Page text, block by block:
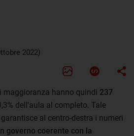
2022)
maggioranza hanno quindi 237
dell'aula al completo. Tale
al centro-destra i numeri
governo coerente con la